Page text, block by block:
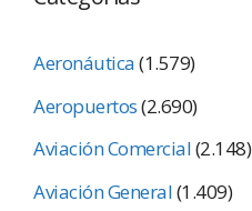
Aeronáutica(1.579)
Aeropuertos(2.690)
Aviación Comercial(2.148)
Aviación General(1.409)